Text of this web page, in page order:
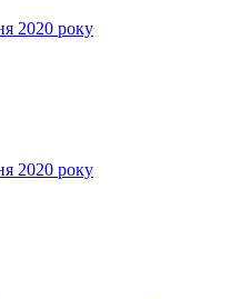
2020 року
2020 року